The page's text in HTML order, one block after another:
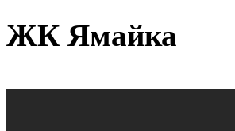
ЖК Ямайка